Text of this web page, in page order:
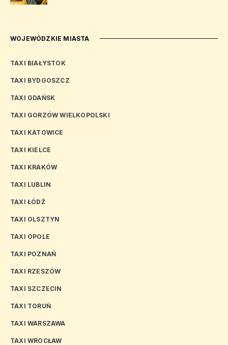
WOJEWÓDZKIE MIASTA
TAXI BIAŁYSTOK
TAXI BYDGOSZCZ
TAXI GDAŃSK
TAXI GORZÓW WIELKOPOLSKI
TAXI KATOWICE
TAXI KIELCE
TAXI KRAKÓW
TAXI LUBLIN
TAXI ŁÓDŹ
TAXI OLSZTYN
TAXI OPOLE
TAXI POZNAŃ
TAXI RZESZÓW
TAXI SZCZECIN
TAXI TORUŃ
TAXI WARSZAWA
TAXI WROCŁAW